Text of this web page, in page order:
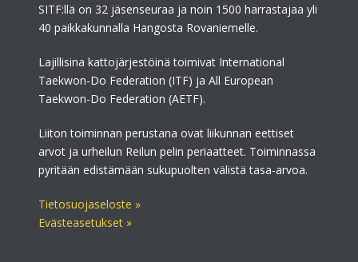
SITF:llä on 32 jäsenseuraa ja noin 1500 harrastajaa yli
40 paikkakunnalla Hangosta Rovaniemelle.
Lajillisina kattojärjestöinä toimivat International
Taekwon-Do Federation (ITF) ja All European
Taekwon-Do Federation (AETF).
Liiton toiminnan perustana ovat liikunnan eettiset
arvot ja urheilun Reilun pelin periaatteet. Toiminnassa
pyritään edistämään sukupuolten välistä tasa-arvoa.
Tietosuojaseloste »
Evästeasetukset »